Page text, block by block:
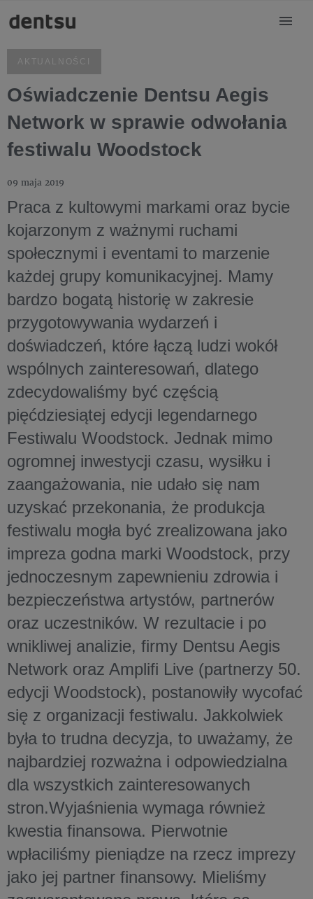
AKTUALNOŚCI
Oświadczenie Dentsu Aegis
Network w sprawie odwołania
festiwalu Woodstock
09 maja 2019
Praca z kultowymi markami oraz bycie
kojarzonym z ważnymi ruchami
społecznymi i eventami to marzenie
każdej grupy komunikacyjnej. Mamy
bardzo bogatą historię w zakresie
przygotowywania wydarzeń i
doświadczeń, które łączą ludzi wokół
wspólnych zainteresowań, dlatego
zdecydowaliśmy być częścią
pięćdziesiątej edycji legendarnego
Festiwalu Woodstock. Jednak mimo
ogromnej inwestycji czasu, wysiłku i
zaangażowania, nie udało się nam
uzyskać przekonania, że produkcja
festiwalu mogła być zrealizowana jako
impreza godna marki Woodstock, przy
jednoczesnym zapewnieniu zdrowia i
bezpieczeństwa artystów, partnerów
oraz uczestników. W rezultacie i po
wnikliwej analizie, firmy Dentsu Aegis
Network oraz Amplifi Live (partnerzy 50.
edycji Woodstock), postanowiły wycofać
się z organizacji festiwalu. Jakkolwiek
była to trudna decyzja, to uważamy, że
najbardziej rozważna i odpowiedzialna
dla wszystkich zainteresowanych
stron.Wyjaśnienia wymaga również
kwestia finansowa. Pierwotnie
wpłaciliśmy pieniądze na rzecz imprezy
jako jej partner finansowy. Mieliśmy